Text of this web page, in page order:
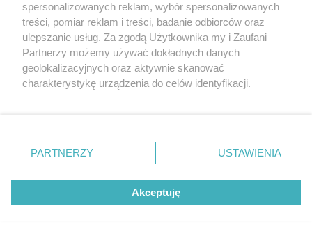
DOMOWE PRZETWORY
Jedna łyżeczka w zupełności
ZOBACZ WIĘCEJ
spersonalizowanych reklam, wybór spersonalizowanych
treści, pomiar reklam i treści, badanie odbiorców oraz
ulepszanie usług. Za zgodą Użytkownika my i Zaufani
Partnerzy możemy używać dokładnych danych
geolokalizacyjnych oraz aktywnie skanować
charakterystykę urządzenia do celów identyfikacji.
zmienić/wycofać klikając przycisk ustawień prywatności
znajdujący się w lewym dolnym rogu strony
rodzaje przetwarzania danych nie wymagają zgody
użytkownika, ale masz prawo sprzeciwić się takiemu
przetwarzaniu. Preferencje będą miały zastosowanie tylko
PARTNERZY USTAWIENIA
Akceptuję